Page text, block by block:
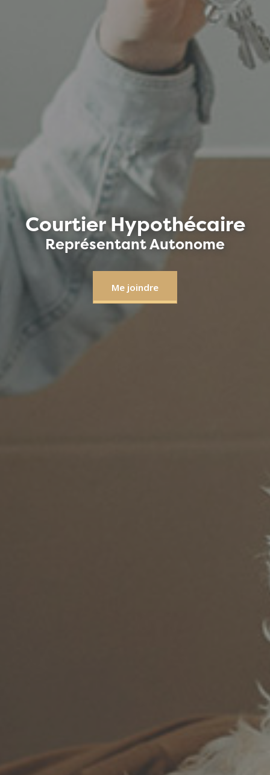
Courtier Hypothécaire
Représentant Autonome
Me joindre